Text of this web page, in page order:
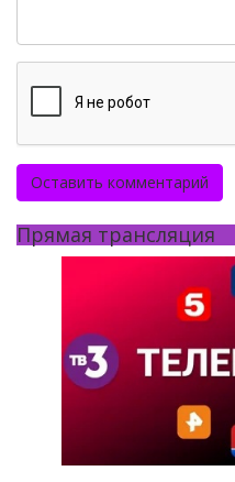
Оставить комментарий
Прямая трансляция